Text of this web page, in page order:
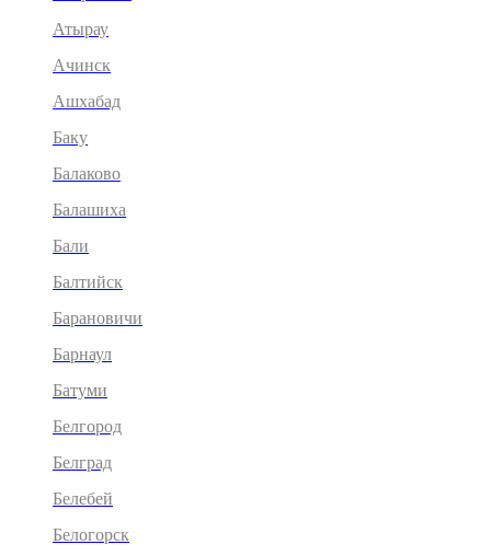
Атырау
Ачинск
Ашхабад
Баку
Балаково
Балашиха
Бали
Балтийск
Барановичи
Барнаул
Батуми
Белгород
Белград
Белебей
Белогорск